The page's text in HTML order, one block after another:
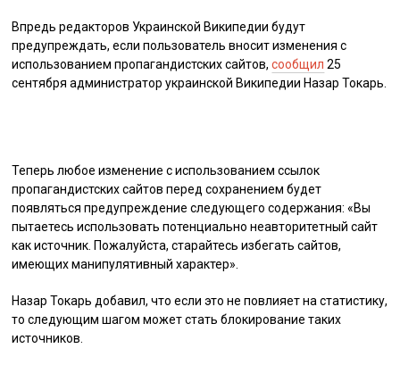
Впредь редакторов Украинской Википедии будут
предупреждать, если пользователь вносит изменения с
использованием пропагандистских сайтов,сообщил 25
сентября администратор украинской Википедии Назар Токарь.
Теперь любое изменение с использованием ссылок
пропагандистских сайтов перед сохранением будет
появляться предупреждение следующего содержания: «Вы
пытаетесь использовать потенциально неавторитетный сайт
как источник. Пожалуйста, старайтесь избегать сайтов,
имеющих манипулятивный характер».
Назар Токарь добавил, что если это не повлияет на статистику,
то следующим шагом может стать блокирование таких
источников.